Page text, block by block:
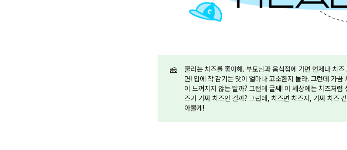
🧀
쿨리는 치즈를 좋아해. 부모님과 음식점에 가면 언제나 치
면! 입에 착 감기는 맛이 얼마나 고소한지 몰라. 그런데 가
이 느껴지지 않는 달까? 그런데 글쎄! 이 세상에는 치즈처
즈가 가짜 치즈인 걸까? 그런데, 치즈면 치즈지, 가짜 치즈
아볼게!